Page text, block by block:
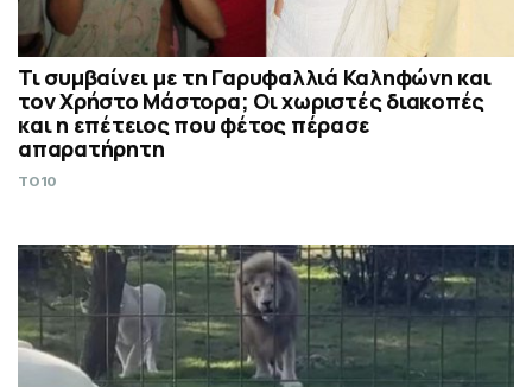
Τι συμβαίνει με τη Γαρυφαλλιά Καληφώνη και
τον Χρήστο Μάστορα; Οι χωριστές διακοπές
και η επέτειος που φέτος πέρασε
απαρατήρητη
TO10